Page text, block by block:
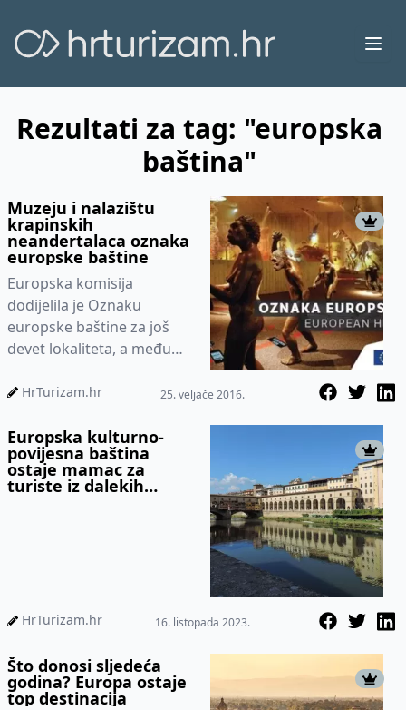
Rezultati za tag: "europska
baština"
Muzeju i nalazištu
krapinskih
neandertalaca oznaka
europske baštine
Europska komisija
dodijelila je Oznaku
europske baštine za još
devet lokaliteta, a među
nalazište krapinskih
HrTurizam.hr 25. veljače 2016.
Europska kulturno-
povijesna baština
ostaje mamac za
turiste iz dalekih
HrTurizam.hr 16. listopada 2023.
Što donosi sljedeća
godina? Europa ostaje
top destinacija